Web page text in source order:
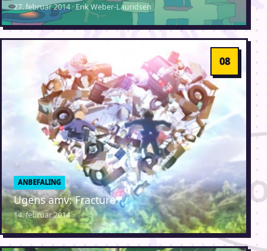
27. februar 2014 · Erik Weber-Lauridsen
ANBEFALING
Ugens amv: Fracture
14. februar 2014 ·